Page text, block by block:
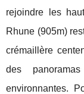
rejoindre les
Rhune (905m)
crémaillère
des
environnantes.